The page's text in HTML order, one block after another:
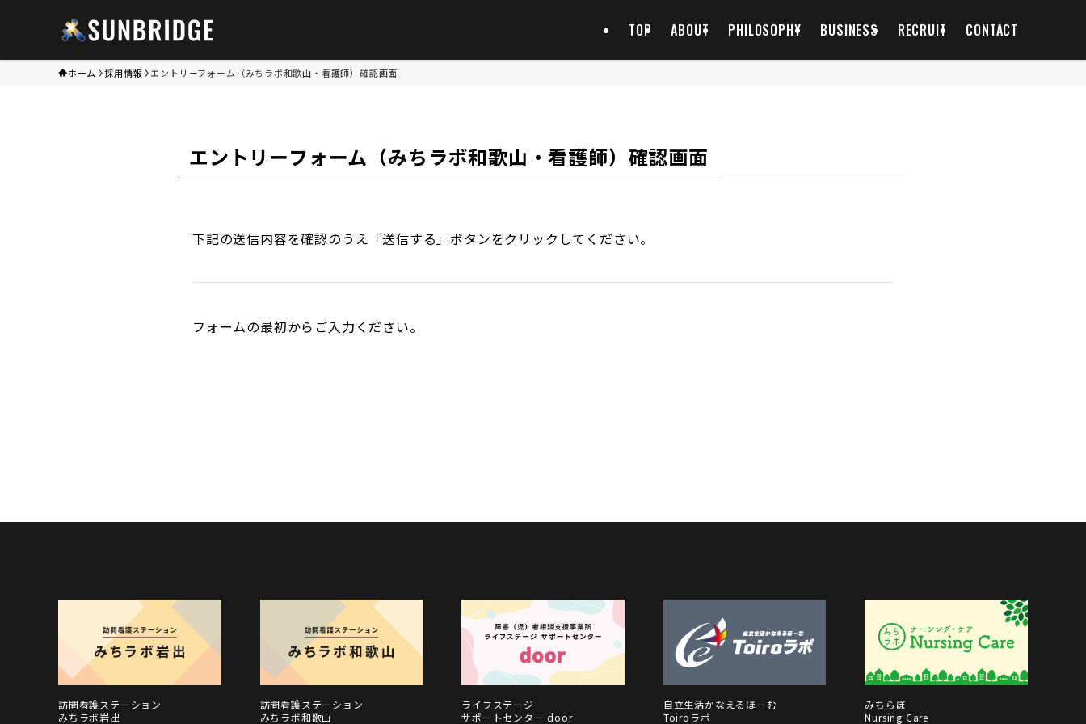
TOP ABOUT PHILOSOPHY BUSINESS RECRUIT CONTACT
ホーム 採用情報 エントリーフォーム（みちラボ和歌山・看護師）確認画面
エントリーフォーム（みちラボ和歌山・看護師）確認画面
下記の送信内容を確認のうえ「送信する」ボタンをクリックしてください。
フォームの最初からご入力ください。
訪問看護ステーション
みちラボ岩出
訪問看護ステーション
みちラボ和歌山
ライフステージ
サポートセンター door
自立生活かなえるほーむ
Toiroラボ
みちらぼ
Nursing Care